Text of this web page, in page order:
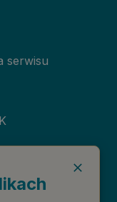
serwisu
Linia